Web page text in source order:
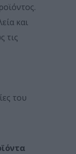
και
τις
του